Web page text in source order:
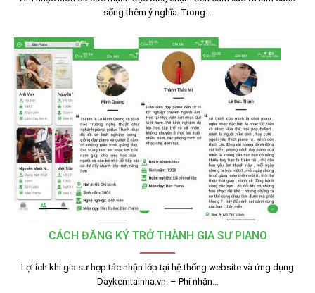
sống thêm ý nghĩa. Trong…
CÁCH ĐĂNG KÝ TRỞ THÀNH GIA SƯ PIANO
Lợi ích khi gia sư hợp tác nhận lớp tại hệ thống website và ứng dụng
Daykemtainha.vn: – Phí nhận…